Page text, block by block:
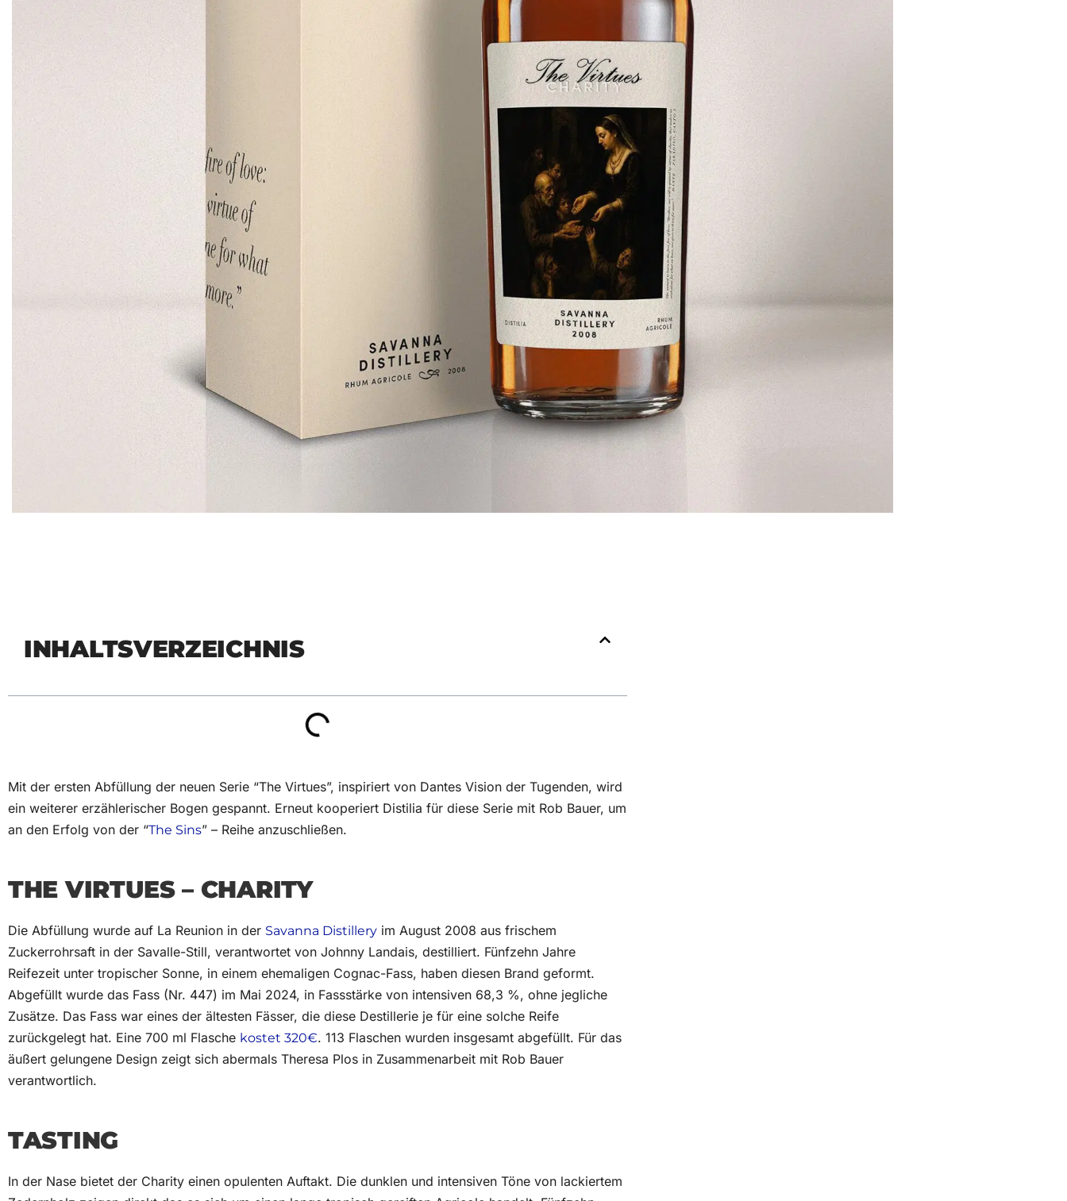
INHALTSVERZEICHNIS
Mit der ersten Abfüllung der neuen Serie “The Virtues”, inspiriert von Dantes Vision der Tugenden, wird
ein weiterer erzählerischer Bogen gespannt. Erneut kooperiert Distilia für diese Serie mit Rob Bauer, um
an den Erfolg von der “The Sins” – Reihe anzuschließen.
THE VIRTUES – CHARITY
Die Abfüllung wurde auf La Reunion in der Savanna Distillery im August 2008 aus frischem
Zuckerrohrsaft in der Savalle-Still, verantwortet von Johnny Landais, destilliert. Fünfzehn Jahre
Reifezeit unter tropischer Sonne, in einem ehemaligen Cognac-Fass, haben diesen Brand geformt.
Abgefüllt wurde das Fass (Nr. 447) im Mai 2024, in Fassstärke von intensiven 68,3 %, ohne jegliche
Zusätze. Das Fass war eines der ältesten Fässer, die diese Destillerie je für eine solche Reife
zurückgelegt hat. Eine 700 ml Flasche kostet 320€. 113 Flaschen wurden insgesamt abgefüllt. Für das
äußert gelungene Design zeigt sich abermals Theresa Plos in Zusammenarbeit mit Rob Bauer
verantwortlich.
TASTING
In der Nase bietet der Charity einen opulenten Auftakt. Die dunklen und intensiven Töne von lackiertem